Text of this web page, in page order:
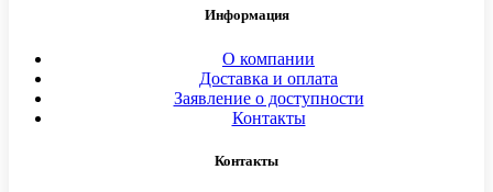
Информация
О компании
Доставка и оплата
Заявление о доступности
Контакты
Контакты